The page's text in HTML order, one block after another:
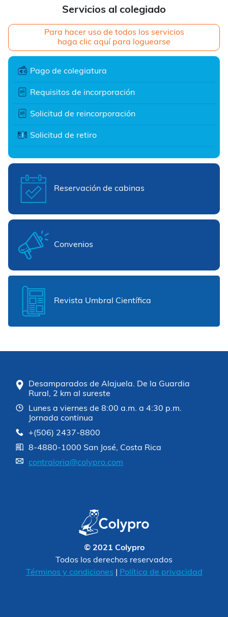
Servicios al colegiado
Para hacer uso de todos los servicios
haga clic aquí para loguearse
Pago de colegiatura
Requisitos de incorporación
Solicitud de reincorporación
Solicitud de retiro
Reservación de cabinas
Convenios
Revista Umbral Científica
Desamparados de Alajuela. De la Guardia
Rural, 2 km al sureste
Lunes a viernes de 8:00 a.m. a 4:30 p.m.
Jornada continua
+(506) 2437-8800
8-4880-1000 San José, Costa Rica
contraloria@colypro.com
© 2021 Colypro
Todos los derechos reservados
Términos y condiciones
Política de privacidad